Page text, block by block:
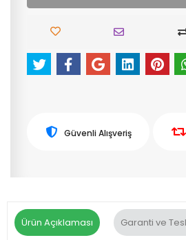
Güvenli Alışveriş
Ürün Açıklaması Garanti ve